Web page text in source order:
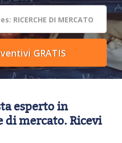
esperto in
mercato. Ricevi